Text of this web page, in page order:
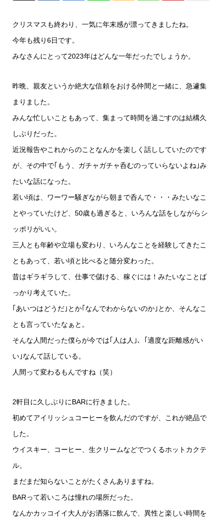
クリスマスも終わり、一気に年末感が漂ってきましたね。
今年も残り6日です。
みなさんにとって2023年はどんな一年だったでしょうか。
昨晩、親友というか絶大な信頼をおける仲間と一緒に、急遽集
まりました。
みんな忙しいこともあって、集まって時間を過ごすのは結構久
しぶりだった。
近況報告やこれからのことなんかを楽しく話ししていたのです
が、その中で｢もう、ガチャガチャ呑むのっていらないよね｣み
たいな話になった。
若い頃は、ワーワー騒ぎながら朝まで呑んで・・・みたいなこ
とやっていたけど、50歳も過ぎると、いろんな話をしながらシ
ッポリがいい。
三人とも年齢や立場も変わり、いろんなことを経験してきたこ
ともあって、若い頃と比べると随分変わった。
昔はギラギラして、仕事で儲ける、稼ぐには！みたいなことば
っかり考えていた。
｢あいつはどうだ｣とか｢なんでわからないのか｣とか、そんなこ
とも言っていたなぁと。
そんな人間だった僕らが今では｢人は人｣、｢適度な距離感がい
い｣なんて話している。
人間って変わるもんですね（笑）
2軒目に久しぶりにBARに行きました。
初めてアイリッシュコーヒーを飲んだのですが、これが絶品で
した。
ウイスキー、コーヒー、生クリームなどでつくるホットカクテ
ル。
まだまだ知らないことがたくさんありますね。
BARって若いころは憧れの場所だった。
なんかカッコイイ大人がお洒落に飲んで、異性と楽しい時間を